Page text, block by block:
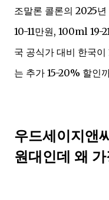
조말론 콜론의 2025
10-11만원, 100ml 19-
국 공식가 대비 한국
는 추가 15-20% 할인
우드세이지앤
원대인데 왜